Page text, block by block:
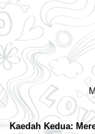
Kaedah Kedua: